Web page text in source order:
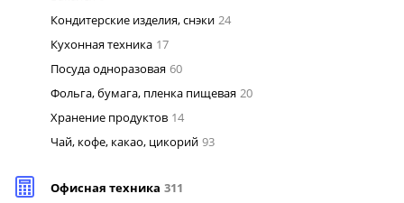
Кондитерские изделия, снэки 24
Кухонная техника 17
Посуда одноразовая 60
Фольга, бумага, пленка пищевая 20
Хранение продуктов 14
Чай, кофе, какао, цикорий 93
Офисная техника 311